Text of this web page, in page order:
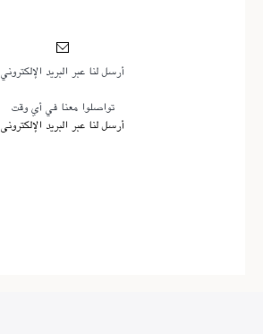
أرسل لنا عبر البريد الإلكتروني
تواصلوا معنا في أي وقت
أرسل لنا عبر البريد الإلكتروني